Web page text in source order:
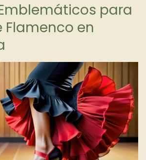
para
Flamenco en